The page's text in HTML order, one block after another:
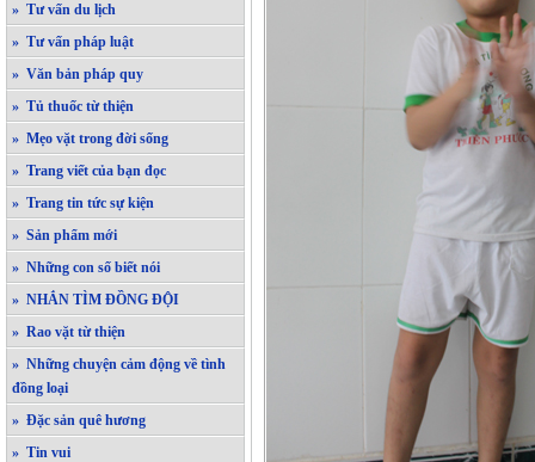
» Tư vấn du lịch
» Tư vấn pháp luật
» Văn bản pháp quy
» Tủ thuốc từ thiện
» Mẹo vặt trong đời sống
» Trang viết của bạn đọc
» Trang tin tức sự kiện
» Sản phẩm mới
» Những con số biết nói
» NHẮN TÌM ĐỒNG ĐỘI
» Rao vặt từ thiện
» Những chuyện cảm động về tình
đồng loại
» Đặc sản quê hương
» Tin vui